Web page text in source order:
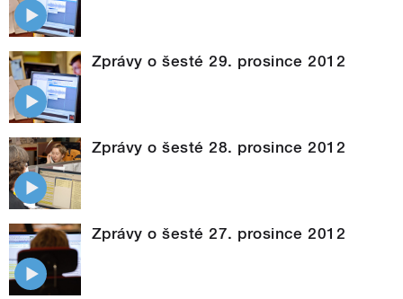
Zprávy o šesté 29. prosince 2012
Zprávy o šesté 28. prosince 2012
Zprávy o šesté 27. prosince 2012